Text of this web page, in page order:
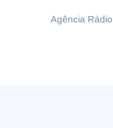
Agência